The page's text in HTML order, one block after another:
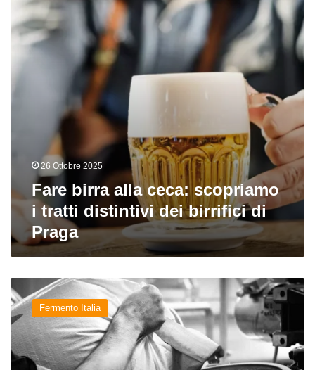
scopriamo
tratti
distintivi
26 Ottobre 2025
Fare birra alla ceca: scopriamo
i tratti distintivi dei birrifici di
Praga
Piccolo
è
bello:
quando
le
dimensioni
Fermento Italia